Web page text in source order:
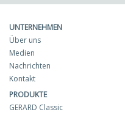
UNTERNEHMEN
Über uns
Medien
Nachrichten
Kontakt
PRODUKTE
GERARD Classic